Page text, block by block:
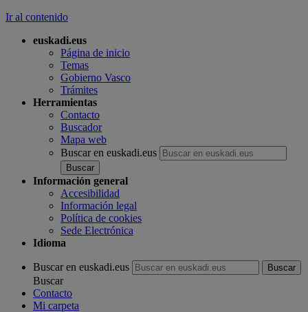
Ir al contenido
euskadi.eus
Página de inicio
Temas
Gobierno Vasco
Trámites
Herramientas
Contacto
Buscador
Mapa web
Buscar en euskadi.eus
Información general
Accesibilidad
Información legal
Política de cookies
Sede Electrónica
Idioma
Buscar en euskadi.eus
Buscar
Contacto
Mi carpeta